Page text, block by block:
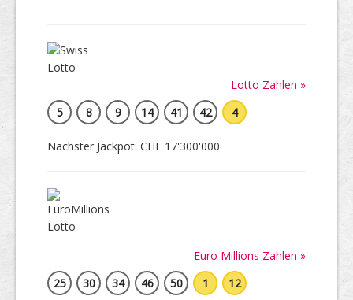
Lotto Zahlen »
5
8 9 14 41 42 4
Nächster Jackpot: CHF 17'300'000
Euro Millions Zahlen »
25
30 34 46 50 1 12